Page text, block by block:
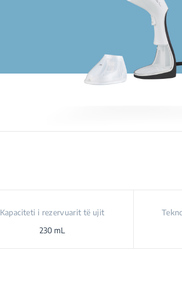
Kapaciteti i rezervuarit të ujit
230 mL